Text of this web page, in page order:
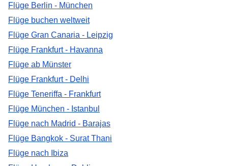
Flüge Berlin - München
Flüge buchen weltweit
Flüge Gran Canaria - Leipzig
Flüge Frankfurt - Havanna
Flüge ab Münster
Flüge Frankfurt - Delhi
Flüge Teneriffa - Frankfurt
Flüge München - Istanbul
Flüge nach Madrid - Barajas
Flüge Bangkok - Surat Thani
Flüge nach Ibiza